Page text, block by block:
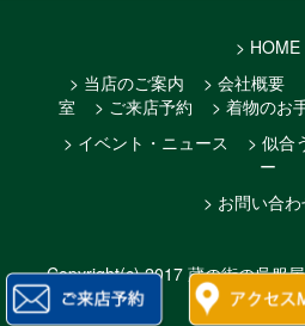
> HOME
> 当店のご案内
> 会社概要
室
> ご来店予約 > 着物のお
> イベント・ニュース
> 似合
ー
> お問い合
Copyright(c)2017 蔵の街の呉服